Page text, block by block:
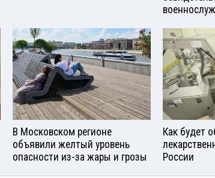
В Московском регионе
объявили желтый уровень
опасности из-за жары и грозы
Как будет
России